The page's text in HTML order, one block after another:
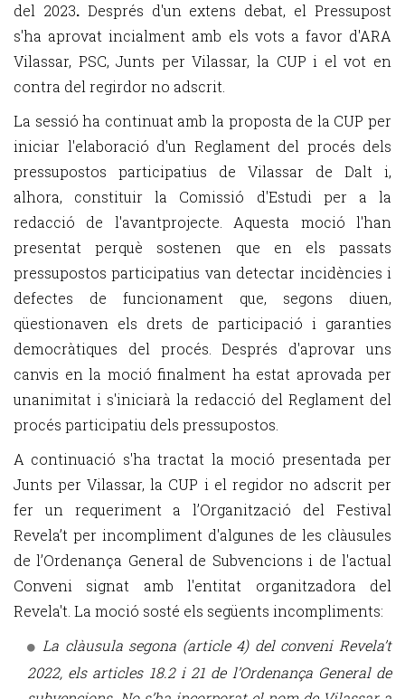
del 2023. Després d'un extens debat, el Pressupost
s'ha aprovat incialment amb els vots a favor d'ARA
Vilassar, PSC, Junts per Vilassar, la CUP i el vot en
contra del regirdor no adscrit.
La sessió ha continuat amb la proposta de la CUP per
iniciar l'elaboració d'un Reglament del procés dels
pressupostos participatius de Vilassar de Dalt i,
alhora, constituir la Comissió d'Estudi per a la
redacció de l'avantprojecte. Aquesta moció l'han
presentat perquè sostenen que en els passats
pressupostos participatius van detectar incidències i
defectes de funcionament que, segons diuen,
qüestionaven els drets de participació i garanties
democràtiques del procés. Després d'aprovar uns
canvis en la moció finalment ha estat aprovada per
unanimitat i s'iniciarà la redacció del Reglament del
procés participatiu dels pressupostos.
A continuació s'ha tractat la moció presentada per
Junts per Vilassar, la CUP i el regidor no adscrit per
fer un requeriment a l’Organització del Festival
Revela’t per incompliment d'algunes de les clàusules
de l’Ordenança General de Subvencions i de l'actual
Conveni signat amb l'entitat organitzadora del
Revela't. La moció sosté els següents incompliments:
La clàusula segona (article 4) del conveni Revela’t
2022, els articles 18.2 i 21 de l’Ordenança General de